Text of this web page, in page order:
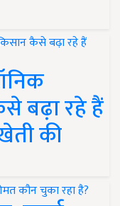
बढ़ा रहे हैं
की